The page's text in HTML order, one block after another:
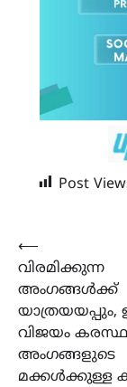
Post
Post
navigation
⟵
വിരമിക്കുന്ന
അംഗങ്ങൾക്ക്
യാത്രയയപ്പും,
വിജയം
അംഗങ്ങളുടെ
മക്കൾക്കുള്ള